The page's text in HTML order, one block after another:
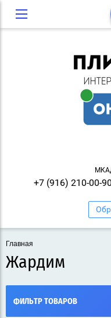
+7 (916) 210-00-90
Главная
Жардим
ФИЛЬТР ТОВАРОВ